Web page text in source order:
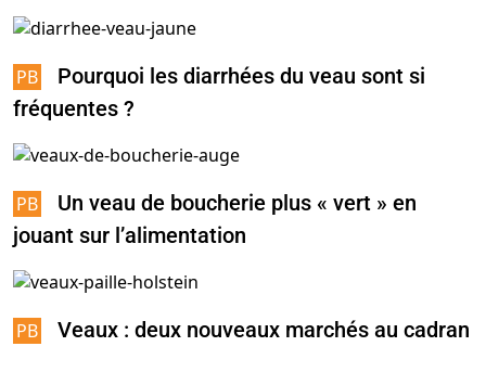
Pourquoi les diarrhées du veau sont si
fréquentes ?
Un veau de boucherie plus « vert » en
jouant sur l’alimentation
Veaux : deux nouveaux marchés au cadran